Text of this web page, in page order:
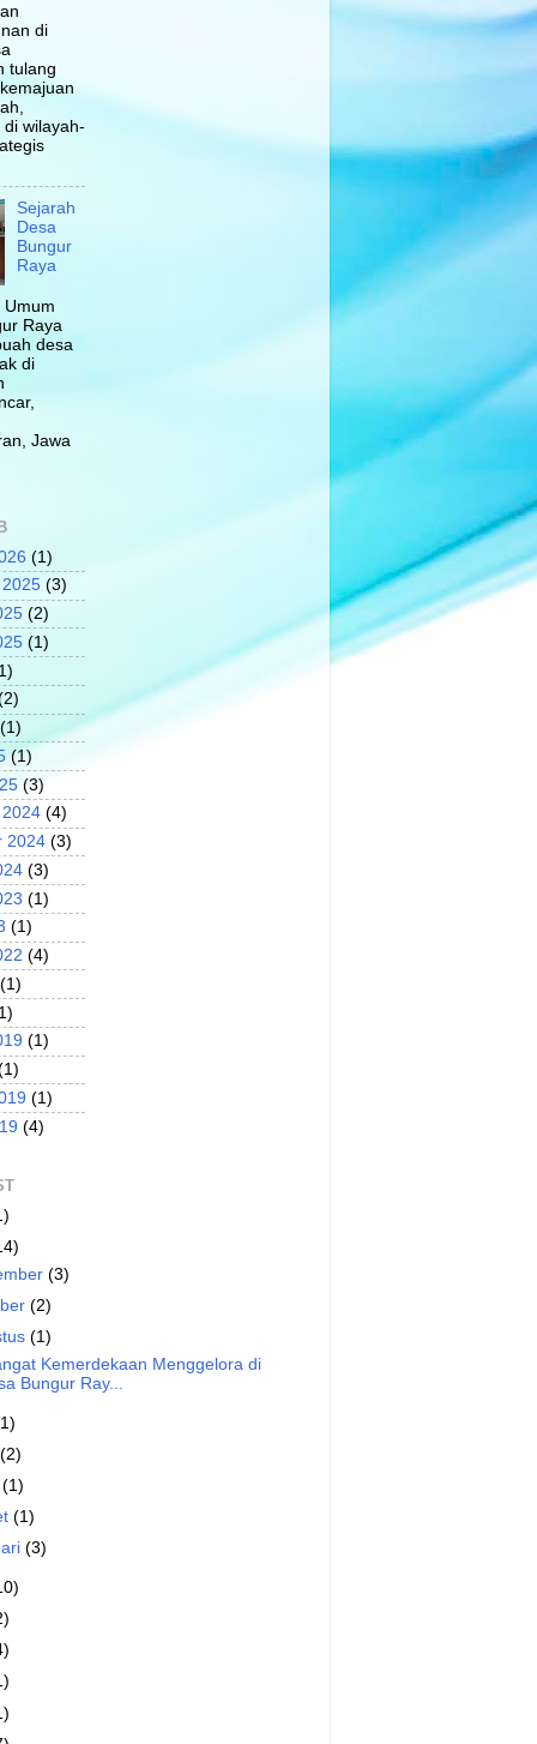
di
tulang
wilayah-
Sejarah
Desa
Bungur
Raya
Raya
desa
di
Jawa
(1)
(3)
(2)
(1)
(1)
(3)
(4)
2024(3)
(3)
(1)
(1)
(4)
(1)
(1)
(4)
(3)
(2)
(1)
Kemerdekaan Menggelora di
Bungur Ray...
(2)
(1)
(1)
(3)